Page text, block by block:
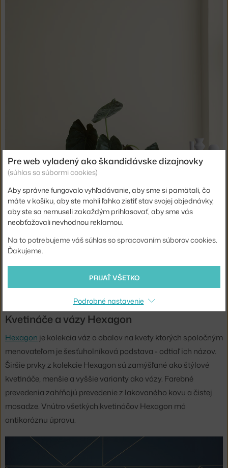
Kvetináče a vázy Hexagon
Hexagon je kolekcia váz a obalov na kvety ktorých spoločným
menovateľom je šesťuholníková podstava - odtiaľ ich názov.
Širšie prvky z kolekcie Hexagon sú zamýšľané ako štýlové
kvetináče, menšie a vyššie varianty ako vázy. Farebné
prevedenia zahŕňajú prevedenie z lakovaného kovu a čistej
mosadze. Vnútro všetkých kvetináčov Hexagon má
antikoróznu úpravu.
Pre web vyladený ako škandidávske dizajnovky
(súhlas so súbormi cookies)
Aby správne fungovalo vyhľadávanie, aby sme si pamätali, čo
máte v košíku, aby ste mohli ľahko zistiť stav svojej objednávky,
aby ste sa nemuseli zakaždým prihlasovať, aby sme vás
neobťažovali nevhodnou reklamou.
Na to potrebujeme váš súhlas so spracovaním súborov cookies.
Ďakujeme.
PRIJAŤ VŠETKO
Podrobné nastavenie